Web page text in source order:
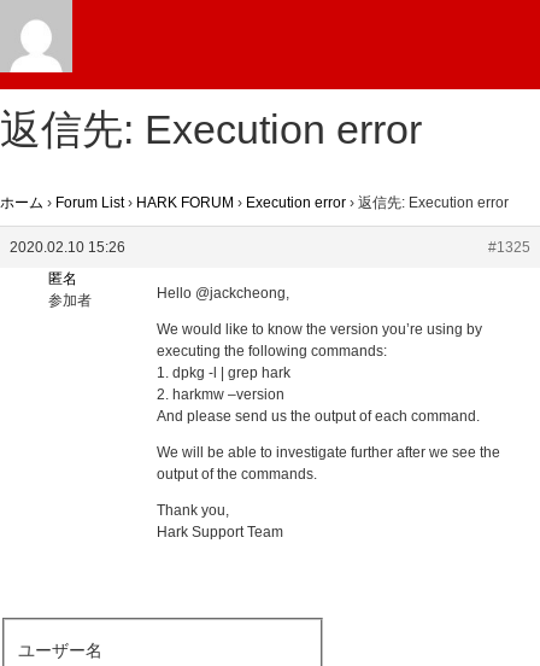
返信先: Execution error
ホーム › Forum List › HARK FORUM › Execution error › 返信先: Execution error
2020.02.10 15:26
#1325
匿名
参加者
Hello @jackcheong,
We would like to know the version you’re using by
executing the following commands:
1. dpkg -l | grep hark
2. harkmw –version
And please send us the output of each command.
We will be able to investigate further after we see the
output of the commands.
Thank you,
Hark Support Team
ユーザー名